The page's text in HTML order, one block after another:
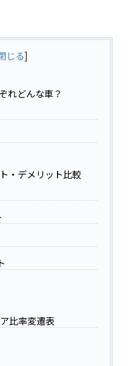
じる]
れどんな車？
・デメリット比較
比率変遷表